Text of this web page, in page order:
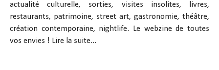
actualité culturelle, sorties, visites insolites, livres,
restaurants, patrimoine, street art, gastronomie, théâtre,
création contemporaine, nightlife. Le webzine de toutes
vos envies ! Lire la suite...